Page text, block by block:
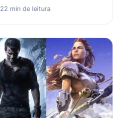
22 min de leitura